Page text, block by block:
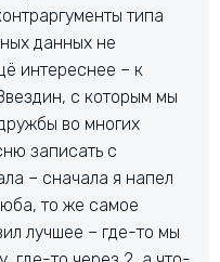
типа
данных не
интереснее – к
с которым мы
во многих
записать с
– сначала я напел
то же самое
лучшее – где-то мы